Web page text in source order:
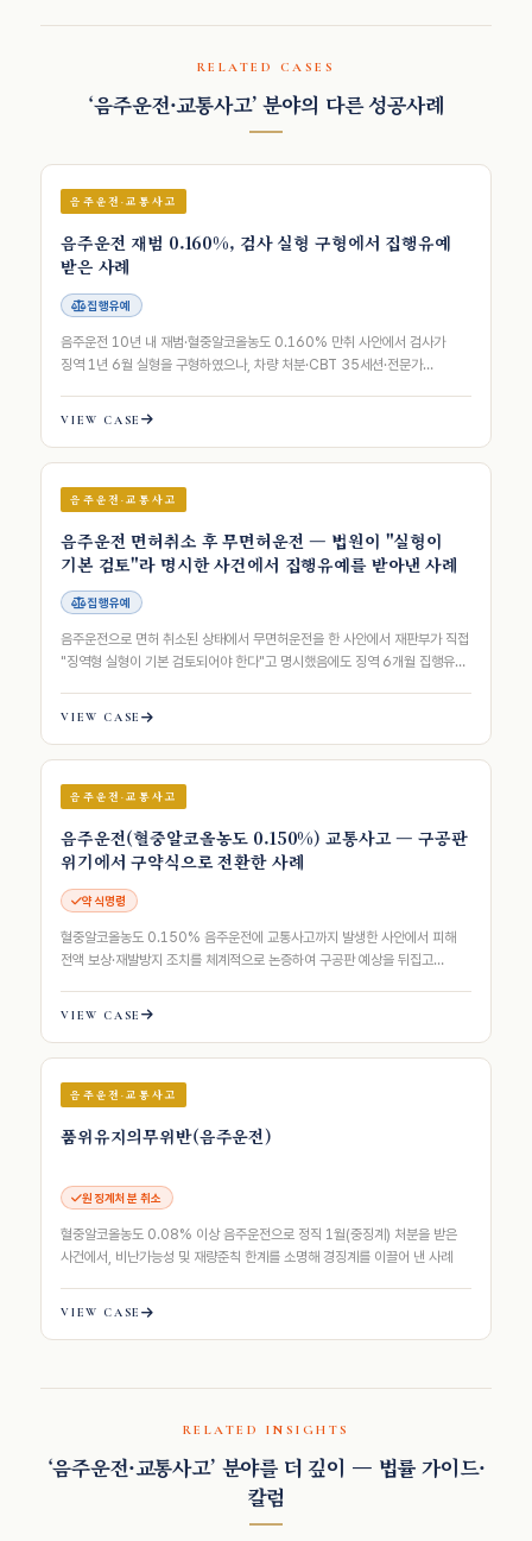
RELATED CASES
‘음주운전·교통사고’ 분야의 다른 성공사례
음주운전·교통사고
음주운전 재범 0.160%, 검사 실형 구형에서 집행유예
받은 사례
집행유예
음주운전 10년 내 재범·혈중알코올농도 0.160% 만취 사안에서 검사가
징역 1년 6월 실형을 구형하였으나, 차량 처분·CBT 35세션·전문가
VIEW CASE
음주운전·교통사고
음주운전 면허취소 후 무면허운전 — 법원이 "실형이
기본 검토"라 명시한 사건에서 집행유예를 받아낸 사례
집행유예
음주운전으로 면허 취소된 상태에서 무면허운전을 한 사안에서 재판부가 직접
"징역형 실형이 기본 검토되어야 한다"고 명시했음에도 징역 6개월 집행유예
VIEW CASE
음주운전·교통사고
음주운전(혈중알코올농도 0.150%) 교통사고 — 구공판
위기에서 구약식으로 전환한 사례
약식명령
혈중알코올농도 0.150% 음주운전에 교통사고까지 발생한 사안에서 피해
전액 보상·재발방지 조치를 체계적으로 논증하여 구공판 예상을 뒤집고
VIEW CASE
음주운전·교통사고
품위유지의무위반(음주운전)
원징계처분 취소
혈중알코올농도 0.08% 이상 음주운전으로 정직 1월(중징계) 처분을 받은
사건에서, 비난가능성 및 재량준칙 한계를 소명해 경징계를 이끌어 낸 사례
VIEW CASE
RELATED INSIGHTS
‘음주운전·교통사고’ 분야를 더 깊이 — 법률 가이드·
칼럼